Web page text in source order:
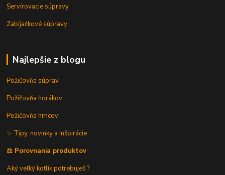
Servírovacie súpravy
Zabíjačkové súpravy
Najlepšie z blogu
Požičovňa súprav
Požičovňa horákov
Požičovňa hrncov
✨ Tipy, novinky a inšpirácie
⚖️ Porovnania produktov
Aký veľký kotlík potrebuješ ?